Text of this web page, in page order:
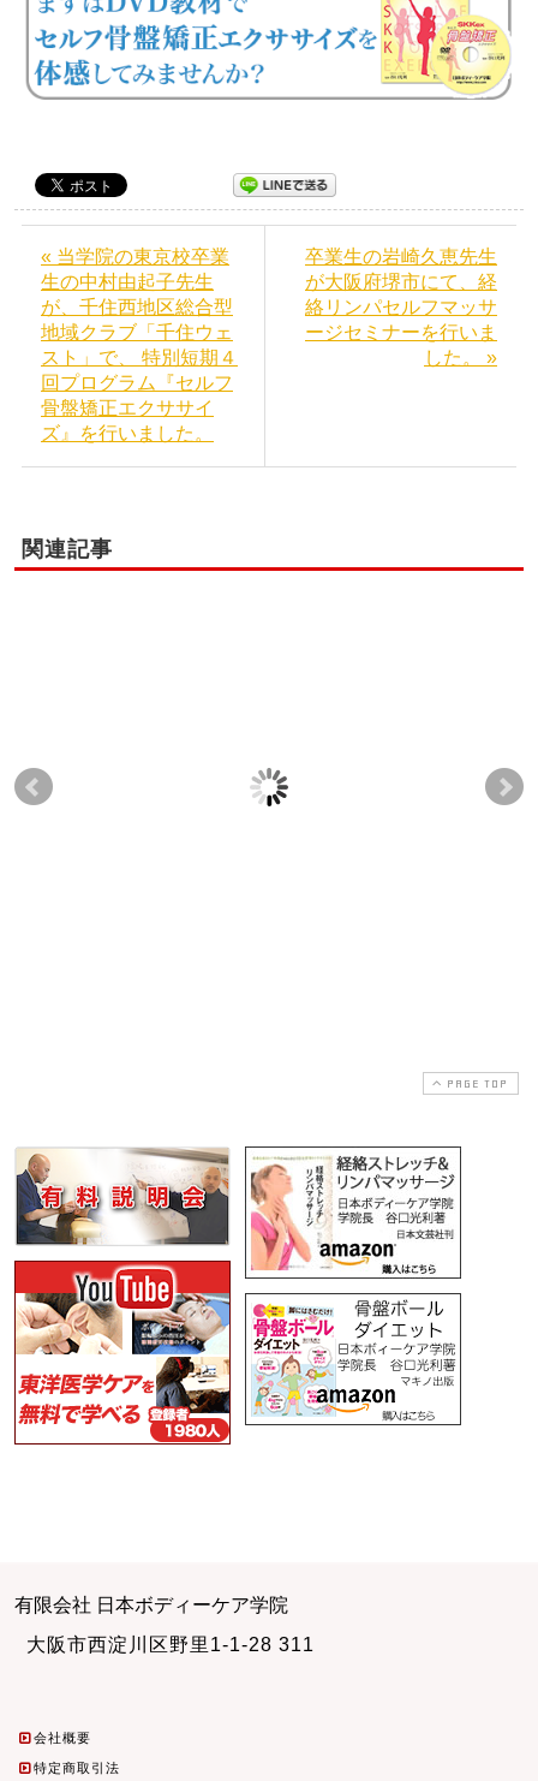
« 当学院の東京校卒業
生の中村由起子先生
が、千住西地区総合型
地域クラブ「千住ウェ
スト」で、 特別短期４
回プログラム『セルフ
骨盤矯正エクササイ
ズ』を行いました。
卒業生の岩崎久恵先生
が大阪府堺市にて、経
絡リンパセルフマッサ
ージセミナーを行いま
した。 »
関連記事
活動予定
が堺市の浅香山東小学
校のPTA勉強会で「セ
ト
PAGE TOP
有限会社 日本ボディーケア学院
大阪市西淀川区野里1-1-28 311
会社概要
特定商取引法